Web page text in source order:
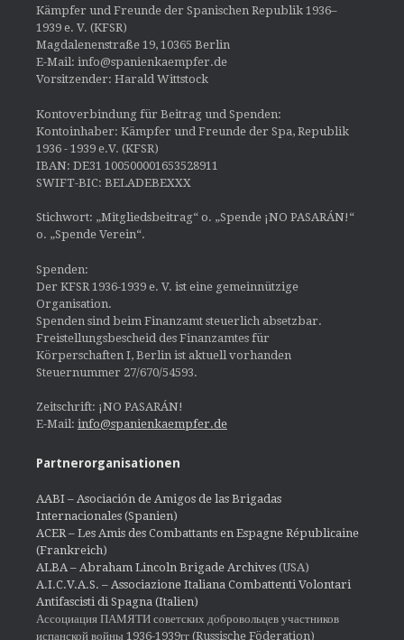
Kämpfer und Freunde der Spanischen Republik 1936–
1939 e. V. (KFSR)
Magdalenenstraße 19, 10365 Berlin
E-Mail: info@spanienkaempfer.de
Vorsitzender: Harald Wittstock
Kontoverbindung für Beitrag und Spenden:
Kontoinhaber: Kämpfer und Freunde der Spa, Republik
1936 - 1939 e.V. (KFSR)
IBAN: DE31 100500001653528911
SWIFT-BIC: BELADEBEXXX
Stichwort: „Mitgliedsbeitrag“ o. „Spende ¡NO PASARÁN!“
o. „Spende Verein“.
Spenden:
Der KFSR 1936-1939 e. V. ist eine gemeinnützige
Organisation.
Spenden sind beim Finanzamt steuerlich absetzbar.
Freistellungsbescheid des Finanzamtes für
Körperschaften I, Berlin ist aktuell vorhanden
Steuernummer 27/670/54593.
Zeitschrift: ¡NO PASARÁN!
E-Mail: info@spanienkaempfer.de
Partnerorganisationen
AABI – Asociación de Amigos de las Brigadas
Internacionales (Spanien)
ACER – Les Amis des Combattants en Espagne Républicaine
(Frankreich)
ALBA – Abraham Lincoln Brigade Archives (USA)
A.I.C.V.A.S. – Associazione Italiana Combattenti Volontari
Antifascisti di Spagna (Italien)
Ассоциация ПАМЯТИ советских добровольцев участников
испанской войны 1936-1939гг (Russische Föderation)